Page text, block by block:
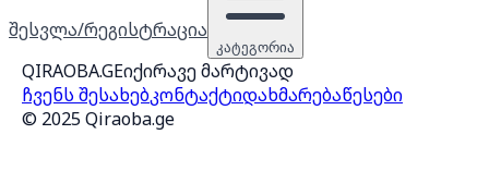
შესვლა/რეგისტრაცია
კატეგორია
QIRAOBA.GEიქირავე მარტივად
ჩვენს შესახებკონტაქტიდახმარებაწესები
© 2025 Qiraoba.ge